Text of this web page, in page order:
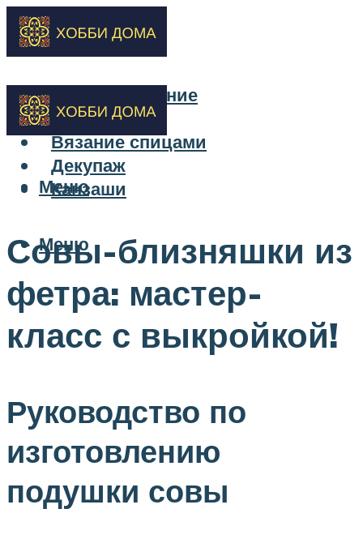
Бисероплетение
Вышивка
Вязание спицами
Декупаж
Канзаши
Меню
Меню
Совы-близняшки из
фетра: мастер-
класс с выкройкой!
Руководство по
изготовлению
подушки совы